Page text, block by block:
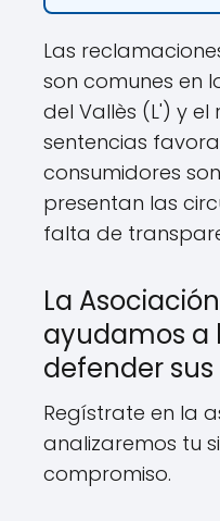
Las
son comunes en
del Vallès (L') y el
sentencias
consumidores
presentan las
falta de
La
ayudamos a
defender
Regístrate en la
analizaremos tu
compromiso.